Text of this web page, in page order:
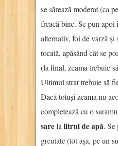
se sărează moderat (ca
freacă bine. Se pun apoi
alternativ, foi de varză și
tocată, apăsând cât se
(la final, zeama trebuie
Ultimul strat trebuie să
Dacă totuși zeama nu
completează cu o
sarela litrul de apă. Se
greutate (tot așa, pe un